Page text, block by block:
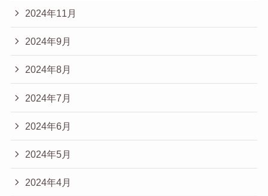
2024年11月
2024年9月
2024年8月
2024年7月
2024年6月
2024年5月
2024年4月